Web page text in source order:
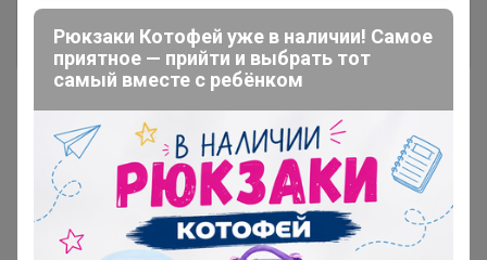
Реклама
Как здесь все устроено?
Рюкзаки Котофей уже в наличии! Самое
приятное — прийти и выбрать тот
самый вместе с ребёнком